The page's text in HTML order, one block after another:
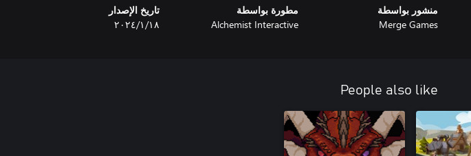
منشور بواسطة
Merge Games
مطورة بواسطة
Alchemist Interactive
تاريخ الإصدار
١٨‏/١‏/٢٠٢٤
People also like